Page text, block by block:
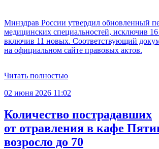
Минздрав России утвердил обновленный
медицинских специальностей, исключив
включив 11 новых. Соответствующий
на официальном сайте правовых актов.
Читать полностью
02 июня 2026 11:02
Количество пострадавших
от отравления в кафе
возросло до 70